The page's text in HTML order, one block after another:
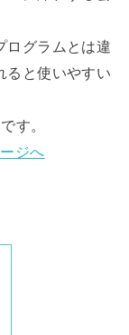
ログラムとは違
ると使いやすい
す。